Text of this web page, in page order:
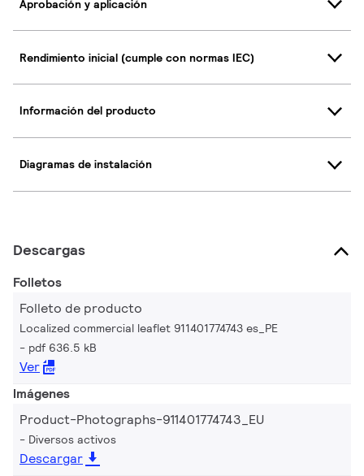
Aprobación y aplicación
Rendimiento inicial (cumple con normas IEC)
Información del producto
Diagramas de instalación
Descargas
Folletos
Folleto de producto
Localized commercial leaflet 911401774743 es_PE
pdf 636.5 kB
Ver
Imágenes
Product-Photographs-911401774743_EU
Diversos activos
Descargar